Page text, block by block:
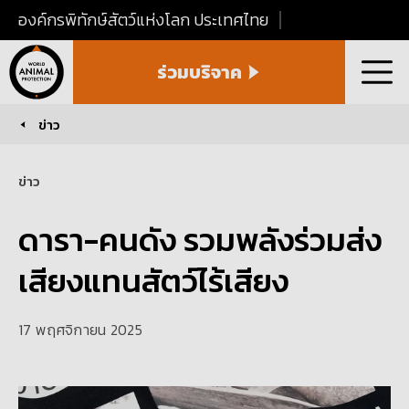
องค์กรพิทักษ์สัตว์แห่งโลก ประเทศไทย
Animal
Protection
ร่วมบริจาค เมนู
You are here:
ข่าว
ดารา-คนดัง รวมพลังร่วมส่ง
เสียงแทนสัตว์ไร้เสียง
ข่าว
17 พฤศจิกายน 2025